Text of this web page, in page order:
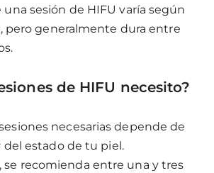
una sesión de HIFU varía según
pero generalmente dura entre
de HIFU necesito?
necesarias depende de
estado de tu piel.
recomienda entre una y tres